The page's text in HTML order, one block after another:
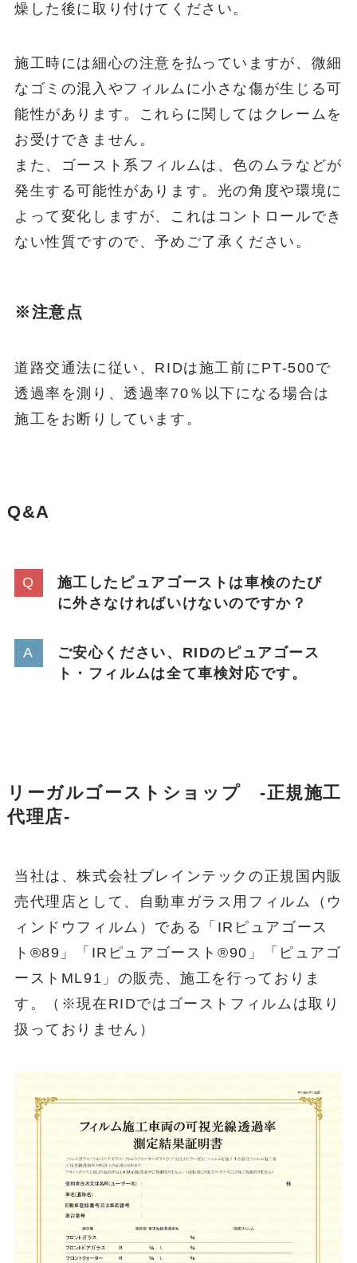
燥した後に取り付けてください。
施工時には細心の注意を払っていますが、微細
なゴミの混入やフィルムに小さな傷が生じる可
能性があります。これらに関してはクレームを
お受けできません。
また、ゴースト系フィルムは、色のムラなどが
発生する可能性があります。光の角度や環境に
よって変化しますが、これはコントロールでき
ない性質ですので、予めご了承ください。
※注意点
道路交通法に従い、RIDは施工前にPT-500で
透過率を測り、透過率70％以下になる場合は
施工をお断りしています。
Q&A
施工したピュアゴーストは車検のたび
に外さなければいけないのですか？
ご安心ください、RIDのピュアゴース
ト・フィルムは全て車検対応です。
リーガルゴーストショップ -正規施工
代理店-
当社は、株式会社ブレインテックの正規国内販
売代理店として、自動車ガラス用フィルム（ウ
ィンドウフィルム）である「IRピュアゴース
ト®89」「IRピュアゴースト®90」「ピュアゴ
ーストML91」の販売、施工を行っておりま
す。（※現在RIDではゴーストフィルムは取り
扱っておりません）